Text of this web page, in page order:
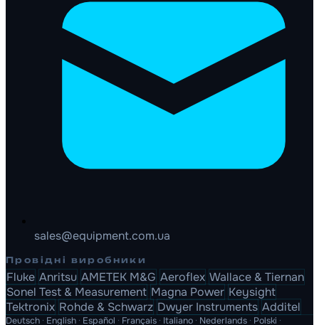
sales@equipment.com.ua
Провідні виробники
Fluke Anritsu AMETEK M&G Aeroflex Wallace & Tiernan
Sonel Test & Measurement Magna Power Keysight
Tektronix Rohde & Schwarz Dwyer Instruments Additel
Deutsch · English · Español · Français · Italiano · Nederlands · Polski ·